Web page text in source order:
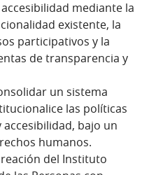
mediante la
existente, la
participativos y la
de transparencia y
un sistema
las políticas
bajo un
humanos.
del Instituto